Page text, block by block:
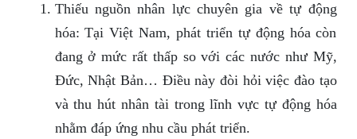
Thiếu nguồn nhân lực chuyên gia về tự động
hóa: Tại Việt Nam, phát triển tự động hóa còn
đang ở mức rất thấp so với các nước như Mỹ,
Đức, Nhật Bản… Điều này đòi hỏi việc đào tạo
và thu hút nhân tài trong lĩnh vực tự động hóa
nhằm đáp ứng nhu cầu phát triển.